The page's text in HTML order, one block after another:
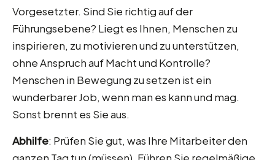
Vorgesetzter. Sind Sie richtig auf der
Führungsebene? Liegt es Ihnen, Menschen zu
inspirieren, zu motivieren und zu unterstützen,
ohne Anspruch auf Macht und Kontrolle?
Menschen in Bewegung zu setzen ist ein
wunderbarer Job, wenn man es kann und mag.
Sonst brennt es Sie aus.
Abhilfe: Prüfen Sie gut, was Ihre Mitarbeiter den